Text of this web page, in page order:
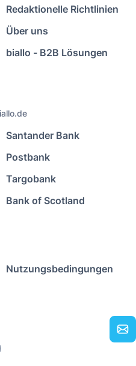
Redaktionelle Richtlinien
Über uns
biallo - B2B Lösungen
Santander Bank
Postbank
Targobank
Bank of Scotland
Nutzungsbedingungen